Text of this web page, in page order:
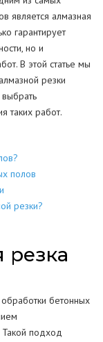
является алмазная
гарантирует
но и
В этой статье мы
резки
таких работ.
полов
резки?
резка
бетонных
Такой подход